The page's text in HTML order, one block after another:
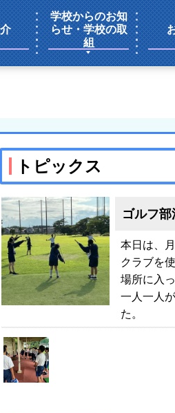
学校からのお知
らせ・学校の取
組
トピックス
ゴルフ部
本日は、
クラブを
場所に入
一人一人
た。
の月へ